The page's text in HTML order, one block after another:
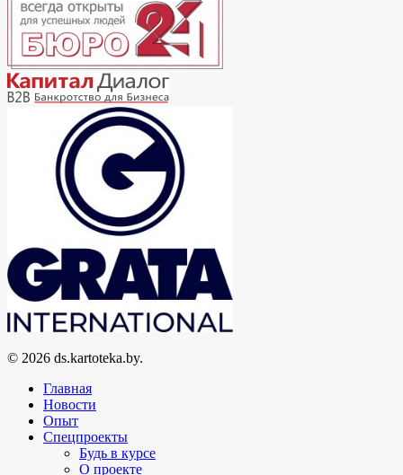
© 2026 ds.kartoteka.by.
Главная
Новости
Опыт
Спецпроекты
Будь в курсе
О проекте